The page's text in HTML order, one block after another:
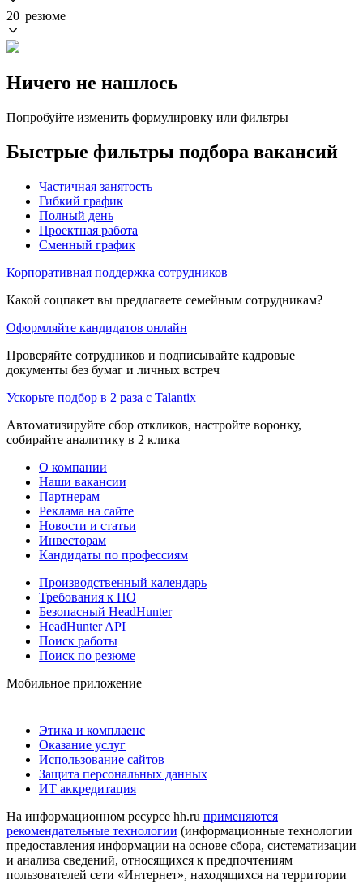
20 резюме
Ничего не нашлось
Попробуйте изменить формулировку или фильтры
Быстрые фильтры подбора вакансий
Частичная занятость
Гибкий график
Полный день
Проектная работа
Сменный график
Корпоративная поддержка сотрудников
Какой соцпакет вы предлагаете семейным сотрудникам?
Оформляйте кандидатов онлайн
Проверяйте сотрудников и подписывайте кадровые
документы без бумаг и личных встреч
Ускорьте подбор в 2 раза с Talantix
Автоматизируйте сбор откликов, настройте воронку,
собирайте аналитику в 2 клика
О компании
Наши вакансии
Партнерам
Реклама на сайте
Новости и статьи
Инвесторам
Кандидаты по профессиям
Производственный календарь
Требования к ПО
Безопасный HeadHunter
HeadHunter API
Поиск работы
Поиск по резюме
Мобильное приложение
Этика и комплаенс
Оказание услуг
Использование сайтов
Защита персональных данных
ИТ аккредитация
На информационном ресурсе hh.ru применяются
рекомендательные технологии (информационные технологии
предоставления информации на основе сбора, систематизации
и анализа сведений, относящихся к предпочтениям
пользователей сети «Интернет», находящихся на территории